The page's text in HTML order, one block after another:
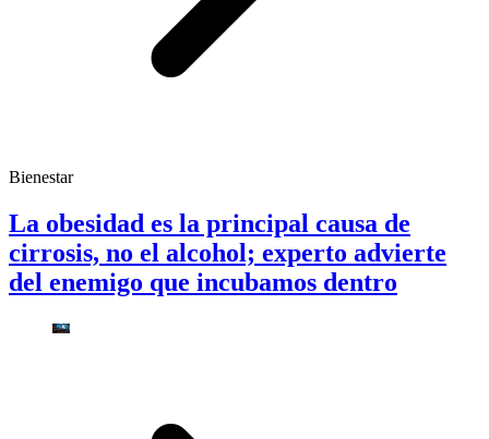
Bienestar
La obesidad es la principal causa de
cirrosis, no el alcohol; experto advierte
del enemigo que incubamos dentro